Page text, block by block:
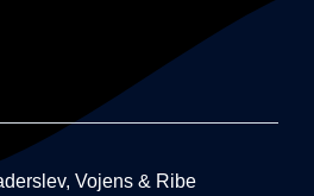
Vojens & Ribe